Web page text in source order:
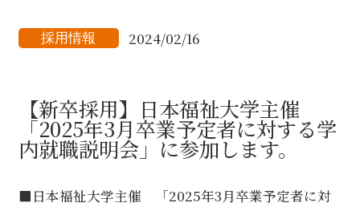
採用情報 2024/02/16
【新卒採用】日本福祉大学主催
「2025年3月卒業予定者に対する学
内就職説明会」に参加します。
■日本福祉大学主催 「2025年3月卒業予定者に対